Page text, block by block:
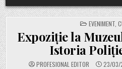
POSTED
IN
EVENIMENT
Expoziție la
Istoria
PROFESIONAL EDITOR 23/03/